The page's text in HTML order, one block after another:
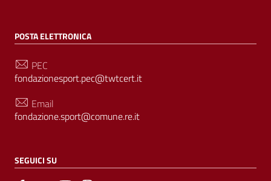
POSTA ELETTRONICA
PEC
fondazionesport.pec@twtcert.it
Email
fondazione.sport@comune.re.it
SEGUICI SU